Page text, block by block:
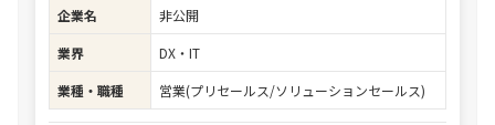
企業名
非公開
業界
DX・IT
業種・職種
営業(プリセールス/ソリューションセールス)